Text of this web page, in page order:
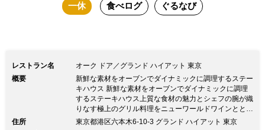
一休 食べログ ぐるなび
レストラン名
オーク ドア／グランド ハイアット 東京
概要
新鮮な素材をオーブンでダイナミックに調理するステー
キハウス 新鮮な素材をオーブンでダイナミックに調理
するステーキハウス上質な食材の魅力とシェフの腕が織
りなす極上のグリル料理をニューワールドワインととも
に。活気に満ちたオープンキッチン、落ち着いたブース
住所
東京都港区六本木6-10-3 グランド ハイアット 東京